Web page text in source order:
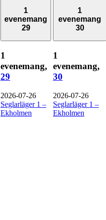
1
evenemang
29
1
evenemang,
29
2026-07-26
Seglarläger 1 –
Ekholmen
1
evenemang
30
1
evenemang,
30
2026-07-26
Seglarläger 1 –
Ekholmen